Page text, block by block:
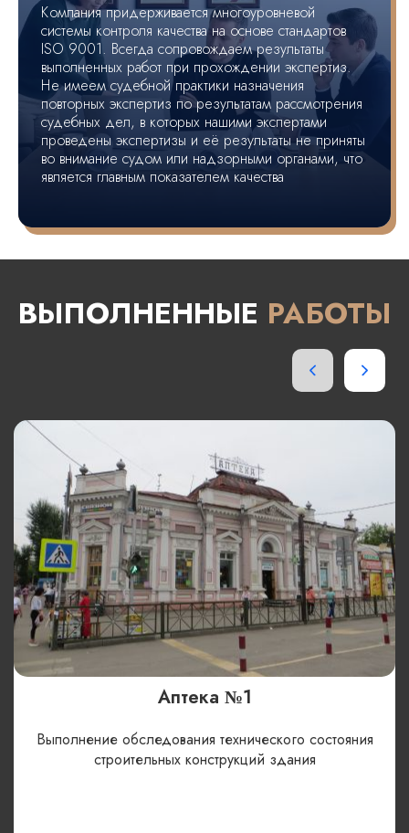
Компания придерживается многоуровневой
системы контроля качества на основе стандартов
ISO 9001. Всегда сопровождаем результаты
выполненных работ при прохождении экспертиз.
Не имеем судебной практики назначения
повторных экспертиз по результатам рассмотрения
судебных дел, в которых нашими экспертами
проведены экспертизы и её результаты не приняты
во внимание судом или надзорными органами, что
является главным показателем качества
ВЫПОЛНЕННЫЕ РАБОТЫ
Аптека №1
Выполнение обследования технического состояния
строительных конструкций здания